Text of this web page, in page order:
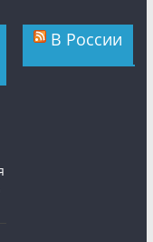
В России